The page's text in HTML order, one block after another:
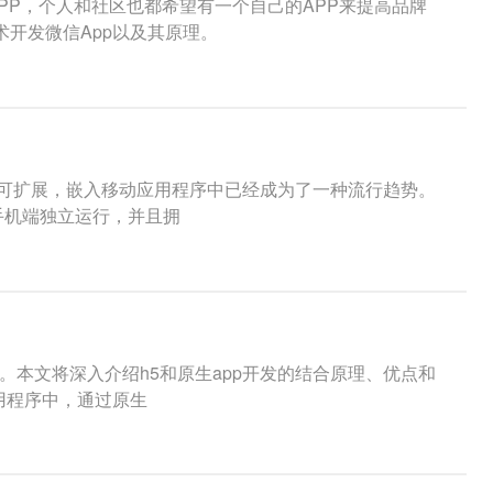
发微信App以及其原理。
展，嵌入移动应用程序中已经成为了一种流行趋势。
端独立运行，并且拥
本文将深入介绍h5和原生app开发的结合原理、优点和
序中，通过原生